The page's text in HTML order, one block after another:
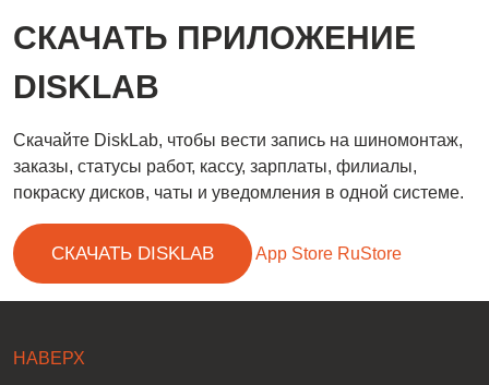
СКАЧАТЬ ПРИЛОЖЕНИЕ
DISKLAB
Скачайте DiskLab, чтобы вести запись на шиномонтаж,
заказы, статусы работ, кассу, зарплаты, филиалы,
покраску дисков, чаты и уведомления в одной системе.
СКАЧАТЬ DISKLAB App Store RuStore
НАВЕРХ